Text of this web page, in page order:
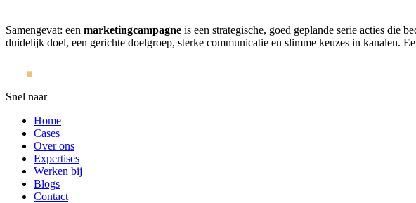
Samengevat: een marketingcampagne is een strategische, goed geplande serie acties die
duidelijk doel, een gerichte doelgroep, sterke communicatie en slimme keuzes in kanalen.
Snel naar
Home
Cases
Over ons
Expertises
Werken bij
Blogs
Contact